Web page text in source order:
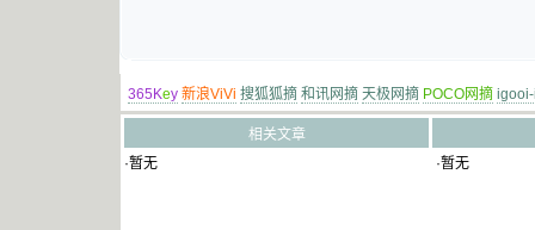
365Key 新浪ViVi 搜狐狐摘 和讯网摘 天极网摘 POCO网摘
相关文章
·暂无
·暂无